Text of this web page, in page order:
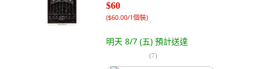
$60
($60.00/1個裝)
明天 8/7 (五) 預計送達
(7)